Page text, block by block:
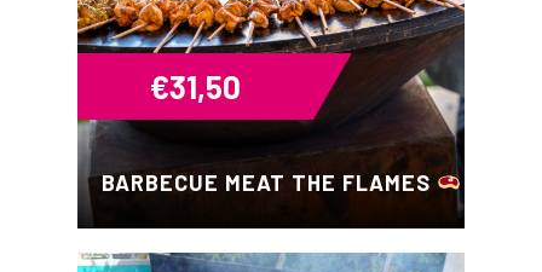
BARBECUE MEAT THE FLAMES
€31,50